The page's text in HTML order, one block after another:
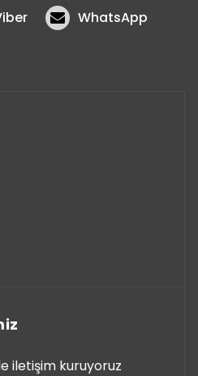
WhatsApp
iletişim kuruyoruz